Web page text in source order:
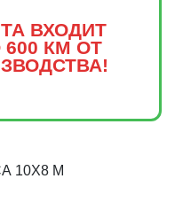
ВХОДИТ
КМ ОТ
10Х8 М